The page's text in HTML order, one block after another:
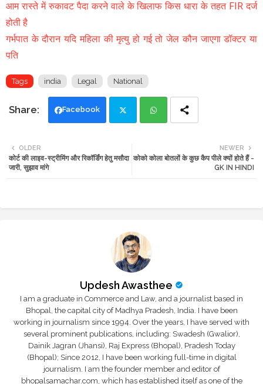
आम रास्ते में रुकावट पैदा करने वाले के खिलाफ किस धारा के तहत FIR दर्ज
होती है
गर्भपात के दौरान यदि महिला की मृत्यु हो गई तो जेल कौन जाएगा डॉक्टर या
पति
Tags india Legal National
Facebook
tte ats
NEWER
कोको कोला बोतलों के कुछ कैप पीले क्यों होते हैं -
GK IN HINDI
OLDER
कोर्ट की लाइव-स्ट्रीमिंग और रिकॉर्डिंग हेतु मसौदा
जारी, सुझाव मांगे
Updesh Awasthee
I am a graduate in Commerce and Law, and a journalist based in
Bhopal, the capital city of Madhya Pradesh, India. I have been
working in journalism since 1994. Over the years, I have served with
several prominent publications, including: Swadesh (Gwalior),
Dainik Jagran (Jhansi), Raj Express (Bhopal), Pradesh Today
(Bhopal); Since 2012, I have been working full-time in digital
journalism. I am the founder member and editor of
bhopalsamachar.com, which has established itself as one of the